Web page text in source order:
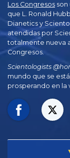
Los Congresos son
que L. Ronald
Dianetics y
atendidas por
totalmente nueva
Congresos.
Scientologists
mundo que se
prosperando en la